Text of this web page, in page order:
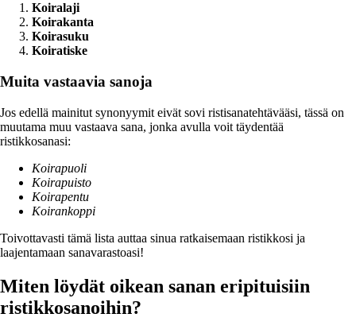
Koiralaji
Koirakanta
Koirasuku
Koiratiske
Muita vastaavia sanoja
Jos edellä mainitut synonyymit eivät sovi ristisanatehtävääsi, tässä on
muutama muu vastaava sana, jonka avulla voit täydentää
ristikkosanasi:
Koirapuoli
Koirapuisto
Koirapentu
Koirankoppi
Toivottavasti tämä lista auttaa sinua ratkaisemaan ristikkosi ja
laajentamaan sanavarastoasi!
Miten löydät oikean sanan eripituisiin
ristikkosanoihin?